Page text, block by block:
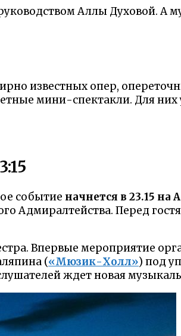
Аллы Духовой. А
известных опер,
мини-спектакли. Для
событие начнется в 23.15 на
Адмиралтейства. Перед
Впервые мероприятие
(«Мюзик-Холл») под
ждет новая